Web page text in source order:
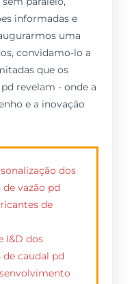
informadas e
uma
convidamo-lo a
que os
revelam - onde a
e a inovação
dos
vazão pd
de
I&D dos
caudal pd